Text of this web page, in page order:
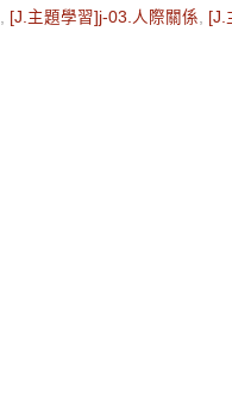
, [J.主題學習]j-03.人際關係, [J.